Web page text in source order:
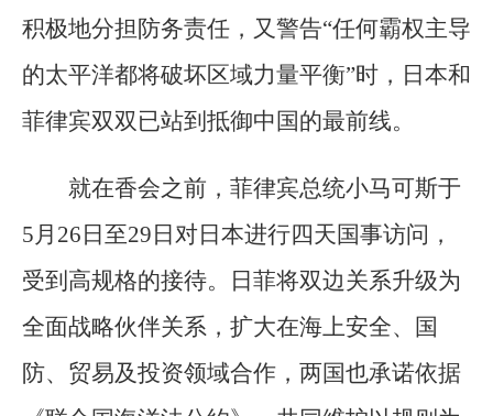
积极地分担防务责任，又警告“任何霸权主导
的太平洋都将破坏区域力量平衡”时，日本和
菲律宾双双已站到抵御中国的最前线。
就在香会之前，菲律宾总统小马可斯于
5月26日至29日对日本进行四天国事访问，
受到高规格的接待。日菲将双边关系升级为
全面战略伙伴关系，扩大在海上安全、国
防、贸易及投资领域合作，两国也承诺依据